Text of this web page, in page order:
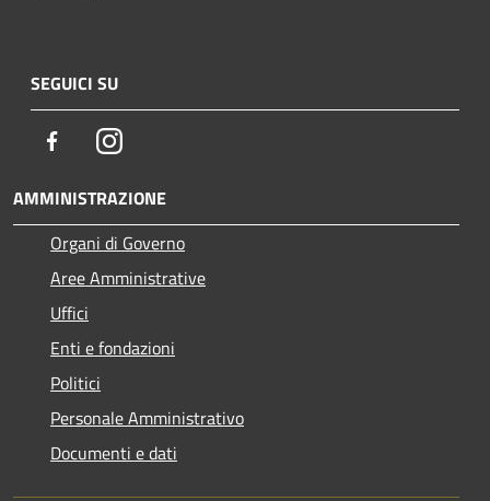
SEGUICI SU
FacebookInstagram
AMMINISTRAZIONE
Organi di Governo
Aree Amministrative
Uffici
Enti e fondazioni
Politici
Personale Amministrativo
Documenti e dati